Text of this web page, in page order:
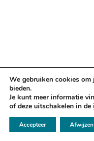
✉
We gebruiken cookies om
bieden.
Je kunt meer informatie
of deze uitschakelen in de
Accepteer Afwijzen